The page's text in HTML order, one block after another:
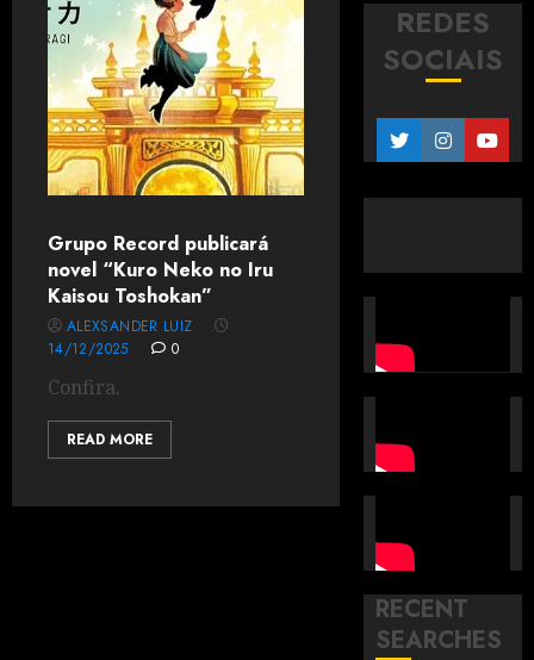
Grupo Record publicará
novel “Kuro Neko no Iru
Kaisou Toshokan”
ALEXSANDER LUIZ
14/12/2025
0
Confira.
READ MORE
REDES
SOCIAIS
RECENT
SEARCHES